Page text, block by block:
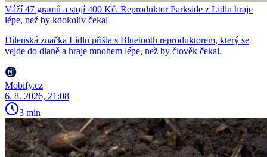
Váží 47 gramů a stojí 400 Kč. Reproduktor Parkside z Lidlu hraje
lépe, než by kdokoliv čekal
Dílenská značka Lidlu přišla s Bluetooth reproduktorem, který se
vejde do dlaně a hraje mnohem lépe, než by člověk čekal.
Mobify.cz
6. 8. 2026, 21:08
3 min